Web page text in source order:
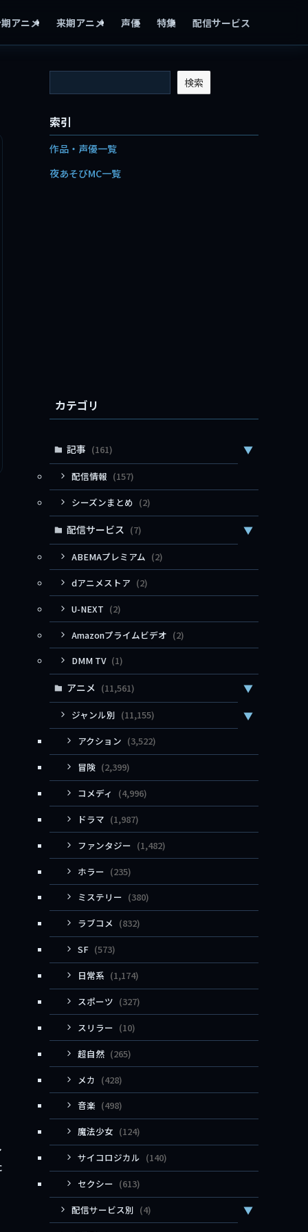
アニメ 来期アニメ 声優 特集 配信サービス
検索
索引
作品・声優一覧
夜あそびMC一覧
カテゴリ
記事 (161) ▼
配信情報 (157)
シーズンまとめ (2)
配信サービス (7) ▼
ABEMAプレミアム (2)
dアニメストア (2)
U-NEXT (2)
Amazonプライムビデオ (2)
DMM TV (1)
アニメ (11,561) ▼
ジャンル別 (11,155) ▼
アクション (3,522)
冒険 (2,399)
コメディ
(4,996)
ドラマ (1,987)
ファンタジー (1,482)
ホラー (235)
ミステリー (380)
ラブコメ (832)
SF (573)
日常系 (1,174)
スポーツ (327)
スリラー (10)
超自然 (265)
メカ (428)
音楽 (498)
魔法少女 (124)
サイコロジカル (140)
セクシー (613)
配信サービス別 (4) ▼